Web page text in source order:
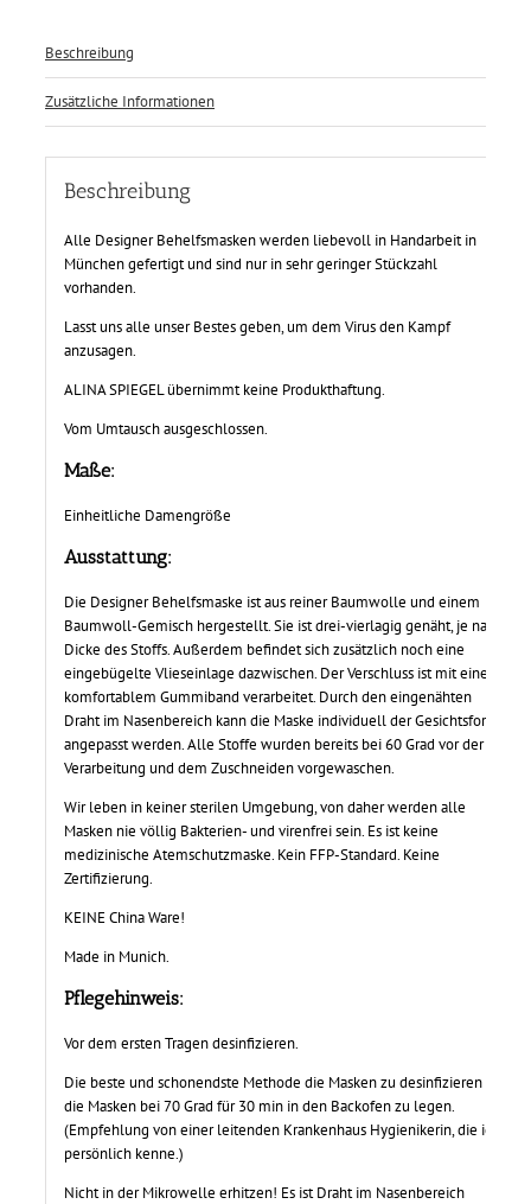
Beschreibung
Zusätzliche Informationen
Beschreibung
Alle Designer Behelfsmasken werden liebevoll in Handarbeit in
München gefertigt und sind nur in sehr geringer Stückzahl
vorhanden.
Lasst uns alle unser Bestes geben, um dem Virus den Kampf
anzusagen.
ALINA SPIEGEL übernimmt keine Produkthaftung.
Vom Umtausch ausgeschlossen.
Maße:
Einheitliche Damengröße
Ausstattung:
Die Designer Behelfsmaske ist aus reiner Baumwolle und einem
Baumwoll-Gemisch hergestellt. Sie ist drei-vierlagig genäht, je nach
Dicke des Stoffs. Außerdem befindet sich zusätzlich noch eine
eingebügelte Vlieseinlage dazwischen. Der Verschluss ist mit einem
komfortablem Gummiband verarbeitet. Durch den eingenähten
Draht im Nasenbereich kann die Maske individuell der Gesichtsform
angepasst werden. Alle Stoffe wurden bereits bei 60 Grad vor der
Verarbeitung und dem Zuschneiden vorgewaschen.
Wir leben in keiner sterilen Umgebung, von daher werden alle
Masken nie völlig Bakterien- und virenfrei sein. Es ist keine
medizinische Atemschutzmaske. Kein FFP-Standard. Keine
Zertifizierung.
KEINE China Ware!
Made in Munich.
Pflegehinweis:
Vor dem ersten Tragen desinfizieren.
Die beste und schonendste Methode die Masken zu desinfizieren ist,
die Masken bei 70 Grad für 30 min in den Backofen zu legen.
(Empfehlung von einer leitenden Krankenhaus Hygienikerin, die ich
persönlich kenne.)
Nicht in der Mikrowelle erhitzen! Es ist Draht im Nasenbereich